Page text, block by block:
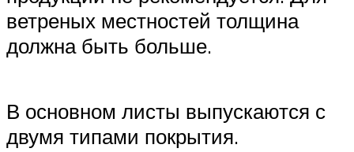
ветреных местностей толщина
должна быть больше.
В основном листы выпускаются с
двумя типами покрытия.